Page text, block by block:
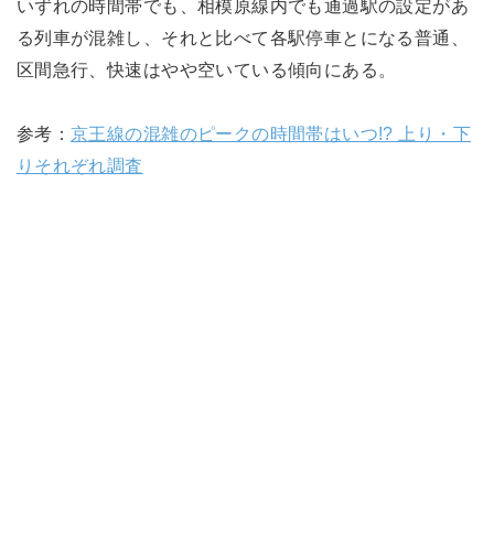
いずれの時間帯でも、相模原線内でも通過駅の設定があ
る列車が混雑し、それと比べて各駅停車とになる普通、
区間急行、快速はやや空いている傾向にある。
参考：京王線の混雑のピークの時間帯はいつ!? 上り・下
りそれぞれ調査